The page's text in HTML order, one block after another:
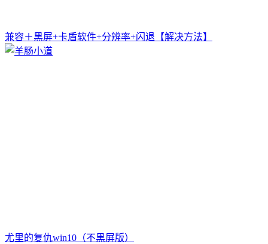
兼容＋黑屏+卡盾软件+分辨率+闪退【解决方法】
尤里的复仇win10（不黑屏版）